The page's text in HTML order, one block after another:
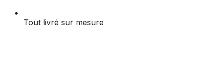
Tout livré sur mesure